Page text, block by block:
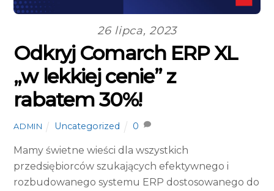
26 lipca, 2023
Odkryj Comarch ERP XL
„w lekkiej cenie” z
rabatem 30%!
ADMIN Uncategorized 0
Mamy świetne wieści dla wszystkich
przedsiębiorców szukających efektywnego i
rozbudowanego systemu ERP dostosowanego do